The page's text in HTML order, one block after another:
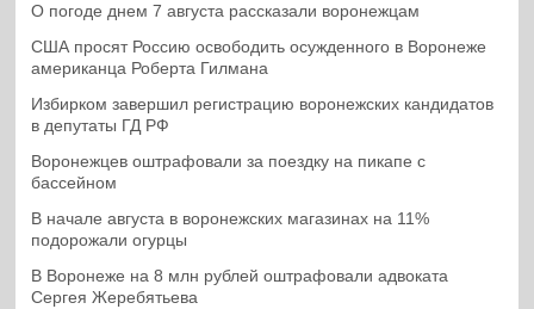
О погоде днем 7 августа рассказали воронежцам
США просят Россию освободить осужденного в Воронеже
американца Роберта Гилмана
Избирком завершил регистрацию воронежских кандидатов
в депутаты ГД РФ
Воронежцев оштрафовали за поездку на пикапе с
бассейном
В начале августа в воронежских магазинах на 11%
подорожали огурцы
В Воронеже на 8 млн рублей оштрафовали адвоката
Сергея Жеребятьева